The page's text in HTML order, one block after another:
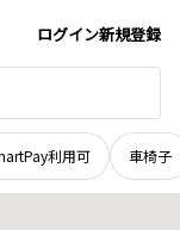
ログイン新規登録
利用可 車椅子